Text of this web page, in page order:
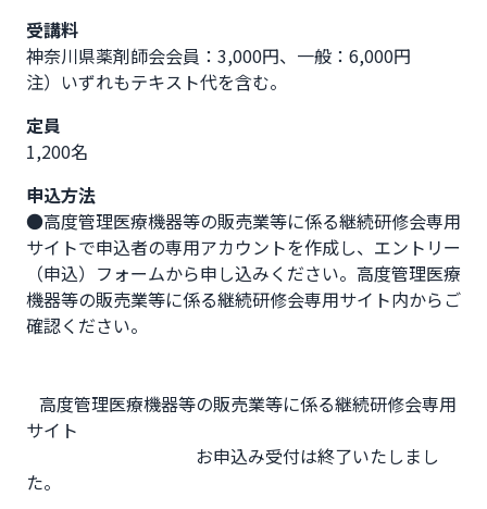
受講料
神奈川県薬剤師会会員：3,000円、一般：6,000円
注）いずれもテキスト代を含む。
定員
1,200名
申込方法
●高度管理医療機器等の販売業等に係る継続研修会専用
サイトで申込者の専用アカウントを作成し、エントリー
（申込）フォームから申し込みください。高度管理医療
機器等の販売業等に係る継続研修会専用サイト内からご
確認ください。
サイト
た。